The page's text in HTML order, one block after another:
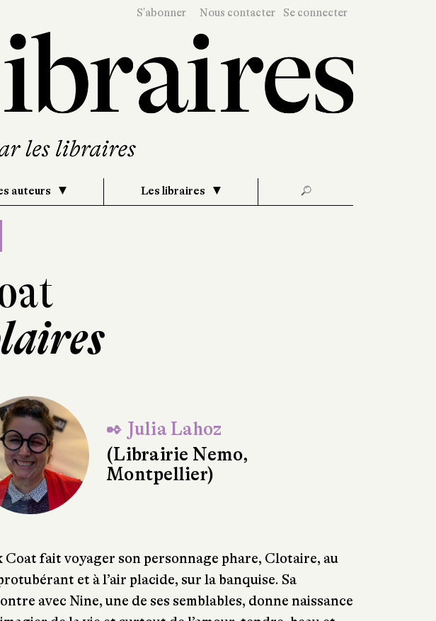
S'abonner Nous contacter Se connecter
auteurs Les libraires 🔎
✒ Julia Lahoz
(Librairie Nemo,
Montpellier)
Coat fait voyager son personnage phare, Clotaire, au
et à l’air placide, sur la banquise. Sa
avec Nine, une de ses semblables, donne naissance